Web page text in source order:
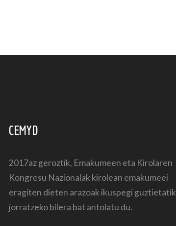
CEMYD
2017az geroztik, Emakumeen eta Kirolaren
Kongresu Nazionalak kirolean emakumeei
eragiten dieten arazoak ikuspegi guztietatik
jorratzeko bilera bat antolatu du.